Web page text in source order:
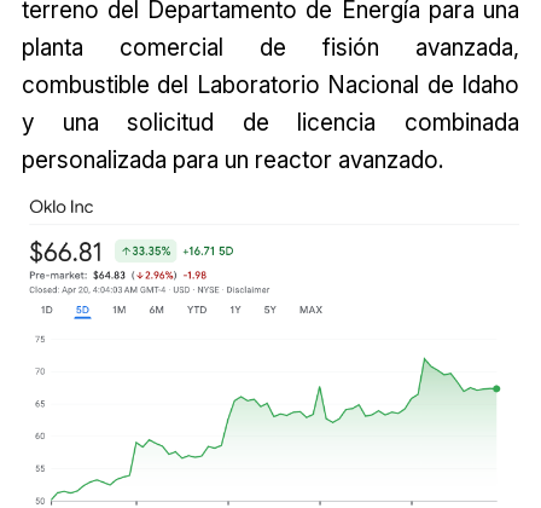
terreno del Departamento de Energía para una
planta comercial de fisión avanzada,
combustible del Laboratorio Nacional de Idaho
y una solicitud de licencia combinada
personalizada para un reactor avanzado.